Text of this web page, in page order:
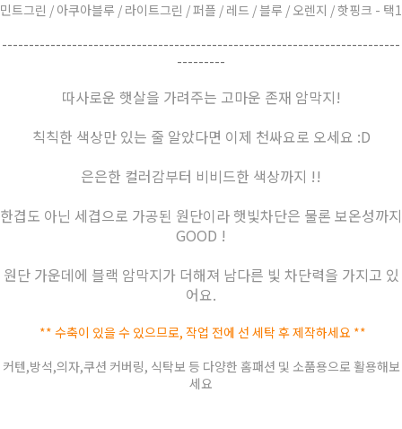
민트그린 / 아쿠아블루 / 라이트그린 / 퍼플 / 레드 / 블루 / 오렌지 / 핫핑크 - 택1
--------------------------------------------------------------------------
---------
따사로운 햇살을 가려주는 고마운 존재 암막지!
칙칙한 색상만 있는 줄 알았다면 이제 천싸요로 오세요 :D
은은한 컬러감부터 비비드한 색상까지 !!
한겹도 아닌 세겹으로 가공된 원단이라 햇빛차단은 물론 보온성까지
GOOD !
원단 가운데에 블랙 암막지가 더해져 남다른 빛 차단력을 가지고 있
어요.
** 수축이 있을 수 있으므로, 작업 전에 선 세탁 후 제작하세요 **
커텐,방석,의자,쿠션 커버링, 식탁보 등 다양한 홈패션 및 소품용으로 활용해보
세요